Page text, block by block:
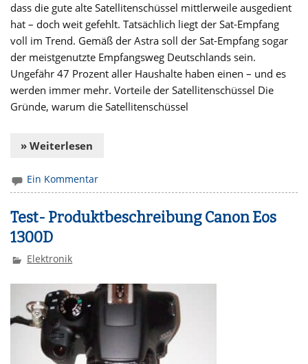
dass die gute alte Satellitenschüssel mittlerweile ausgedient
hat – doch weit gefehlt. Tatsächlich liegt der Sat-Empfang
voll im Trend. Gemäß der Astra soll der Sat-Empfang sogar
der meistgenutzte Empfangsweg Deutschlands sein.
Ungefähr 47 Prozent aller Haushalte haben einen – und es
werden immer mehr. Vorteile der Satellitenschüssel Die
Gründe, warum die Satellitenschüssel
» Weiterlesen
Ein Kommentar
Test- Produktbeschreibung Canon Eos
1300D
Elektronik